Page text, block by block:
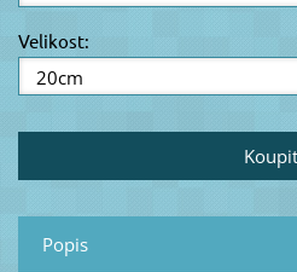
Velikost:
Popis